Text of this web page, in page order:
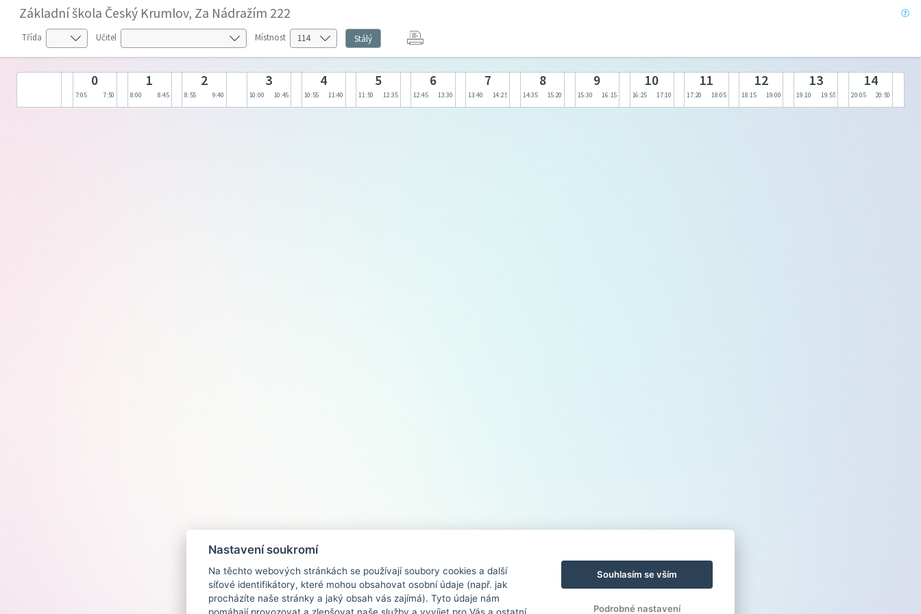
Základní škola Český Krumlov, Za Nádražím 222
Třída Učitel Místnost Stálý
0
7:05 7:50
1
8:00 8:45
2
8:55 9:40
3
10:00 10:45
4
10:55 11:40
5
11:50 12:35
6
12:45 13:30
7
13:40 14:25
8
14:35 15:20
9
15:30 16:15
10
16:25 17:10
11
17:20 18:05
12
18:15 19:00
13
19:10 19:55
14
20:05 20:50
Nastavení soukromí
Na těchto webových stránkách se používají soubory cookies a další
síťové identifikátory, které mohou obsahovat osobní údaje (např. jak
procházíte naše stránky a jaký obsah vás zajímá). Tyto údaje nám
Souhlasím se vším
Podrobné nastavení